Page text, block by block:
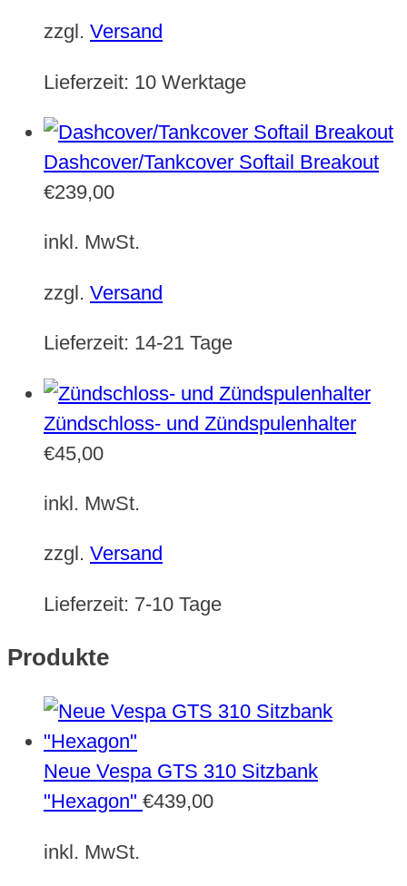
zzgl. Versand
Lieferzeit: 10 Werktage
Dashcover/Tankcover Softail Breakout
€239,00
inkl. MwSt.
zzgl. Versand
Lieferzeit: 14-21 Tage
Zündschloss- und Zündspulenhalter
€45,00
inkl. MwSt.
zzgl. Versand
Lieferzeit: 7-10 Tage
Produkte
Neue Vespa GTS 310 Sitzbank
"Hexagon" €439,00
inkl. MwSt.